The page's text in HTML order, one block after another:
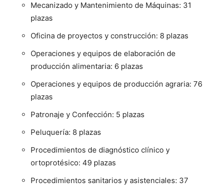
Mecanizado y Mantenimiento de Máquinas: 31
plazas
Oficina de proyectos y construcción: 8 plazas
Operaciones y equipos de elaboración de
producción alimentaria: 6 plazas
Operaciones y equipos de producción agraria: 76
plazas
Patronaje y Confección: 5 plazas
Peluquería: 8 plazas
Procedimientos de diagnóstico clínico y
ortoprotésico: 49 plazas
Procedimientos sanitarios y asistenciales: 37